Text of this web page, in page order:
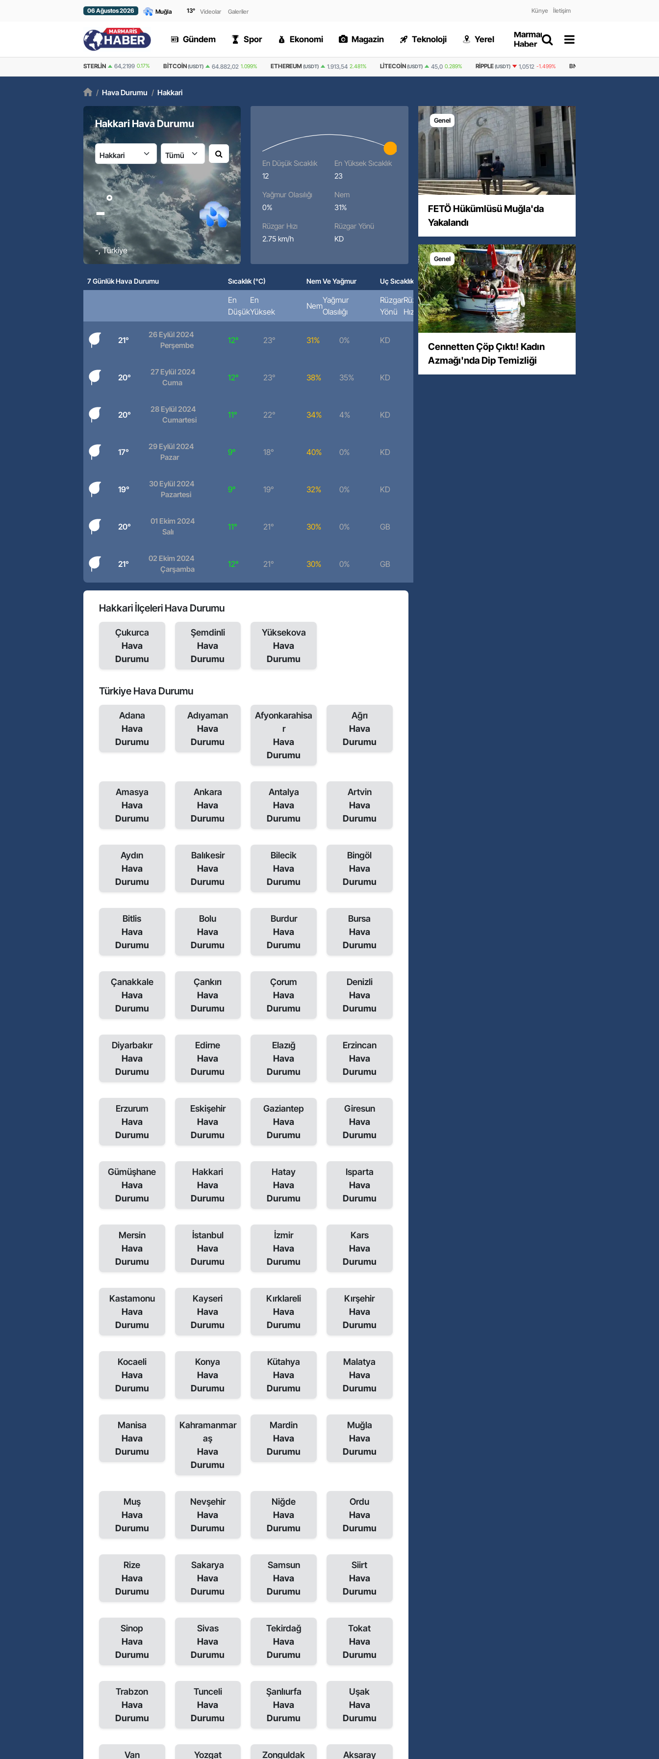
06 Ağustos 2026 13° Videolar Galeriler Künye İletişim
Gündem Spor Ekonomi Magazin Teknoloji Yerel
Marmaris
Haber
BITCOIN (USDT) 64.882,02 1.099% ETHEREUM(USDT) 1.913,54 2.481% LITECOIN (USDT) 45,0 0.289% RIPPLE(USDT) 1,0512 -1.499% BNB(USDT) 595,5 -0.836%
/ Hava Durumu / Hakkari
Hakkari Hava Durumu
-°
-, Türkiye -
En Düşük Sıcaklık
12
En Yüksek Sıcaklık
23
Yağmur Olasılığı
0%
Nem
31%
Rüzgar Hızı
2.75 km/h
Rüzgar Yönü
KD
7 Günlük Hava Durumu Sıcaklık (°C) Nem Ve Yağmur Uç Sıcaklık (°C)
En
Düşük
En
Yüksek
Nem
Yağmur
Olasılığı
Rüzgar
Yönü
Rüzgar
Hızı
21°
26 Eylül 2024
Perşembe
12° 23° 31% 0% KD
20°
27 Eylül 2024
Cuma
12° 23° 38% 35% KD 3.32 km/h
20°
28 Eylül 2024
Cumartesi
11° 22° 34% 4% KD
17°
29 Eylül 2024
Pazar
9° 18° 40% 0% KD
19°
30 Eylül 2024
Pazartesi
9° 19° 32% 0% KD
20°
01 Ekim 2024
Salı
11° 21° 30% 0% GB
21°
02 Ekim 2024
Çarşamba
12° 21° 30% 0% GB
Hakkari İlçeleri Hava Durumu
Çukurca
Hava
Durumu
Şemdinli
Hava
Durumu
Yüksekova
Hava
Durumu
Türkiye Hava Durumu
Adana
Hava
Durumu
Adıyaman
Hava
Durumu
Afyonkarahisa
r
Hava
Durumu
Ağrı
Hava
Durumu
Amasya
Hava
Durumu
Ankara
Hava
Durumu
Antalya
Hava
Durumu
Artvin
Hava
Durumu
Aydın
Hava
Durumu
Balıkesir
Hava
Durumu
Bilecik
Hava
Durumu
Bingöl
Hava
Durumu
Bitlis
Hava
Durumu
Bolu
Hava
Durumu
Burdur
Hava
Durumu
Bursa
Hava
Durumu
Çanakkale
Hava
Durumu
Çankırı
Hava
Durumu
Çorum
Hava
Durumu
Denizli
Hava
Durumu
Diyarbakır
Hava
Durumu
Edirne
Hava
Durumu
Elazığ
Hava
Durumu
Erzincan
Hava
Durumu
Erzurum
Hava
Durumu
Eskişehir
Hava
Durumu
Gaziantep
Hava
Durumu
Giresun
Hava
Durumu
Gümüşhane
Hava
Durumu
Hakkari
Hava
Durumu
Hatay
Hava
Durumu
Isparta
Hava
Durumu
Mersin
Hava
Durumu
İstanbul
Hava
Durumu
İzmir
Hava
Durumu
Kars
Hava
Durumu
Kastamonu
Hava
Durumu
Kayseri
Hava
Durumu
Kırklareli
Hava
Durumu
Kırşehir
Hava
Durumu
Kocaeli
Hava
Durumu
Konya
Hava
Durumu
Kütahya
Hava
Durumu
Malatya
Hava
Durumu
Manisa
Hava
Durumu
Kahramanmar
aş
Hava
Durumu
Mardin
Hava
Durumu
Muğla
Hava
Durumu
Muş
Hava
Durumu
Nevşehir
Hava
Durumu
Niğde
Hava
Durumu
Ordu
Hava
Durumu
Rize
Hava
Durumu
Sakarya
Hava
Durumu
Samsun
Hava
Durumu
Siirt
Hava
Durumu
Sinop
Hava
Durumu
Sivas
Hava
Durumu
Tekirdağ
Hava
Durumu
Tokat
Hava
Durumu
Trabzon
Hava
Durumu
Tunceli
Hava
Durumu
Şanlıurfa
Hava
Durumu
Uşak
Hava
Durumu
Van Yozgat Zonguldak Aksaray
Genel
FETÖ Hükümlüsü Muğla'da
Yakalandı
Genel
Cennetten Çöp Çıktı! Kadın
Azmağı'nda Dip Temizliği